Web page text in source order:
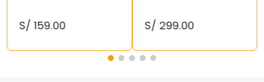
S/ 159.00 S/ 299.00